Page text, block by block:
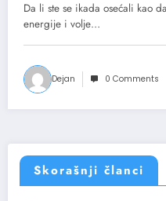
Da li ste se ikada osećali kao
energije i volje…
Dejan 0 Comments
Skorašnji članci